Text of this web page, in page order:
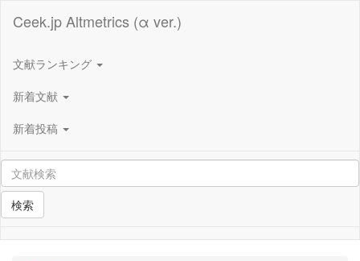
Ceek.jp Altmetrics (α ver.)
文献ランキング
新着文献
新着投稿
検索